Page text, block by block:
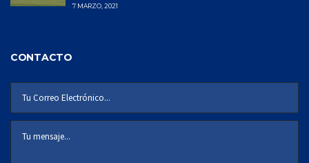
7 MARZO, 2021
CONTACTO